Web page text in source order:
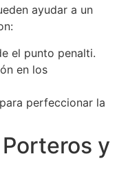
ayudar a un
el punto penalti.
en los
perfeccionar la
y